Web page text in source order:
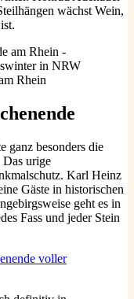
wächst Wein,
Rhein
ganz besonders die
urige
Karl Heinz
Gäste in historischen
geht es in
Fass und jeder Stein
voller